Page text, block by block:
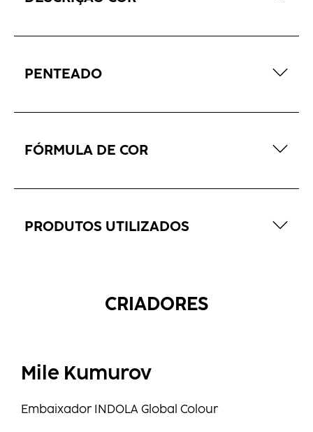
PENTEADO
FÓRMULA DE COR
PRODUTOS UTILIZADOS
CRIADORES
Mile Kumurov
Embaixador INDOLA Global Colour